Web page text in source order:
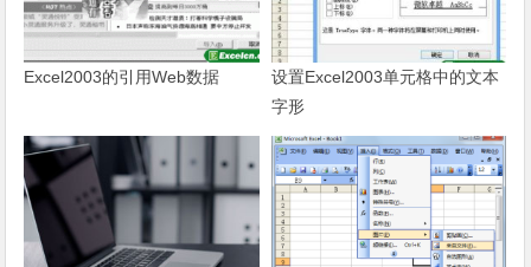
Excel2003的引用Web数据
设置Excel2003单元格中的文本
字形